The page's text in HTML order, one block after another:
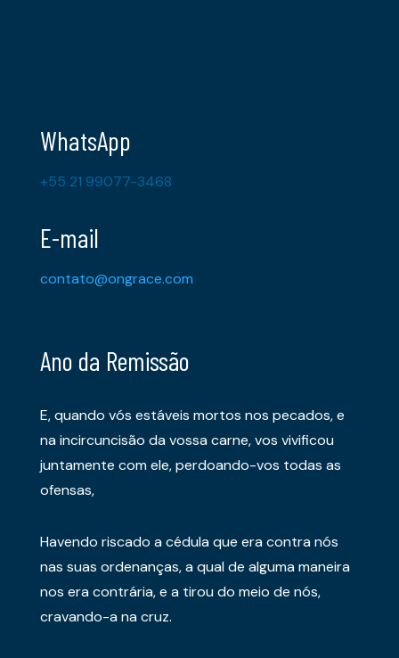
WhatsApp
+55 21 99077-3468
E-mail
contato@ongrace.com
Ano da Remissão
E, quando vós estáveis mortos nos pecados, e
na incircuncisão da vossa carne, vos vivificou
juntamente com ele, perdoando-vos todas as
ofensas,
Havendo riscado a cédula que era contra nós
nas suas ordenanças, a qual de alguma maneira
nos era contrária, e a tirou do meio de nós,
cravando-a na cruz.